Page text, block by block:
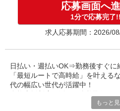
応募画面へ
1分で応募完了!!
求人応募期間：2026/
日払い・週払いOK⇒勤務後すぐに
「最短ルートで高時給」を叶える
代の幅広い世代が活躍中！
は即変更OKで、ミスマッチを防ぎ
もっと